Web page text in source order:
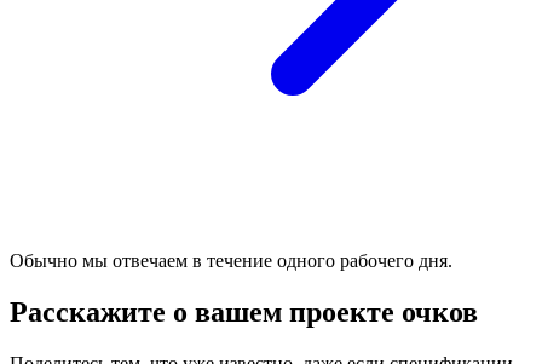
Обычно мы отвечаем в течение одного рабочего дня.
Расскажите о вашем проекте очков